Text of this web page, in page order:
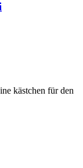
kästchen für den